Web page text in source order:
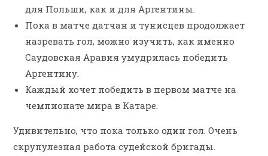
для Польши, как и для Аргентины.
Пока в матче датчан и тунисцев продолжает
назревать гол, можно изучить, как именно
Саудовская Аравия умудрилась победить
Аргентину.
Каждый хочет победить в первом матче на
чемпионате мира в Катаре.
Удивительно, что пока только один гол. Очень
скрупулезная работа судейской бригады.